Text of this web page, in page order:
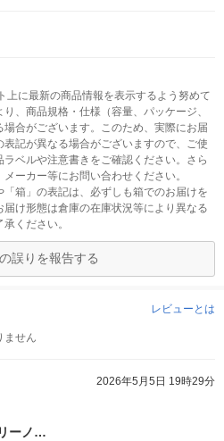
上に最新の商品情報を表示するよう努めて
、商品規格・仕様（容量、パッケージ、
合がございます。このため、実際にお届
記が異なる場合がございますので、ご使
ベルや注意書きをご確認ください。さら
ーカー等にお問い合わせください。
箱」の表記は、必ずしも箱でのお届けを
け形態は倉庫の在庫状況等により異なる
ください。
誤りを報告する
レビューとは
ません
2026年5月5日 19時29分
ーノ…